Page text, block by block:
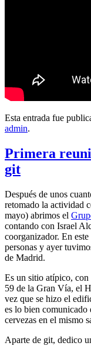
Esta entrada fue
admin.
Primera
git
Después de unos
retomado la actividad
mayo) abrimos el
contando con Israel
coorganizador. En
personas y ayer
de Madrid.
Es un sitio atípico, con
59 de la Gran Vía, el
vez que se hizo el
es lo bien comunicado
cervezas en el mismo
Aparte de git, dedico